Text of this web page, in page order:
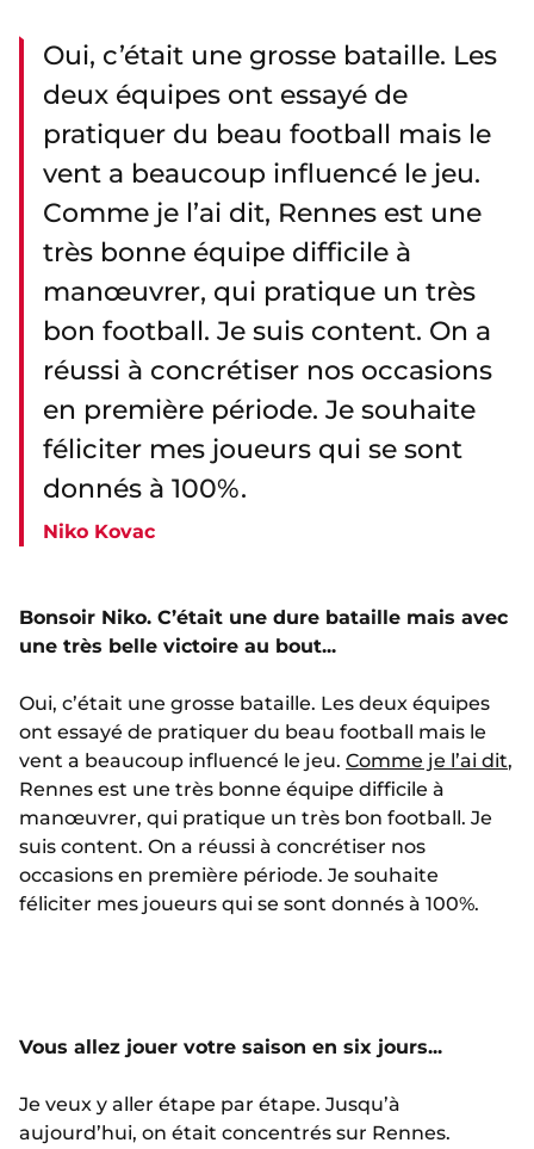
Oui, c’était une grosse bataille. Les
deux équipes ont essayé de
pratiquer du beau football mais le
vent a beaucoup influencé le jeu.
Comme je l’ai dit, Rennes est une
très bonne équipe difficile à
manœuvrer, qui pratique un très
bon football. Je suis content. On a
réussi à concrétiser nos occasions
en première période. Je souhaite
féliciter mes joueurs qui se sont
donnés à 100%.
Niko Kovac
Bonsoir Niko. C’était une dure bataille mais avec
une très belle victoire au bout...
Oui, c’était une grosse bataille. Les deux équipes
ont essayé de pratiquer du beau football mais le
vent a beaucoup influencé le jeu. Comme je l’ai dit,
Rennes est une très bonne équipe difficile à
manœuvrer, qui pratique un très bon football. Je
suis content. On a réussi à concrétiser nos
occasions en première période. Je souhaite
féliciter mes joueurs qui se sont donnés à 100%.
Vous allez jouer votre saison en six jours...
Je veux y aller étape par étape. Jusqu’à
aujourd’hui, on était concentrés sur Rennes.